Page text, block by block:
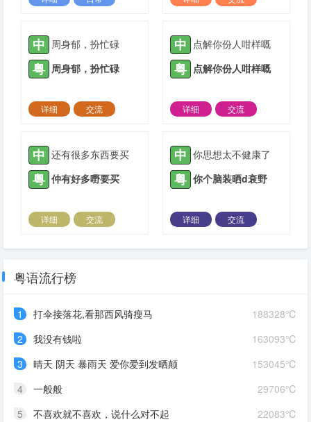
中 周身郁，扮忙碌
粤 周身郁，扮忙碌
详细
交流
中 点解你份人咁样嘅
粤 点解你份人咁样嘅
详细
交流
中 还有很多东西要买
粤 仲有好多嘢要买
详细
交流
中 你思想太不健康了
粤 你个脑装晒d衰野
详细
交流
粤语流行榜
188328℃
1
打伞接落花,看那西风骑瘦马
163093℃
2
我没有钱啦
153045℃
3
晴天 阴天 暴雨天 爱你爱到发晒颠
29706℃
4
一般般
22083℃
5
不喜欢就不喜欢，说什么对不起